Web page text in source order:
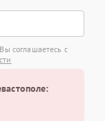
соглашаетесь с